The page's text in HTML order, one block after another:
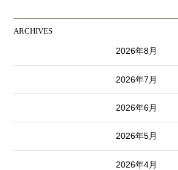
ARCHIVES
2026年8月
2026年7月
2026年6月
2026年5月
2026年4月